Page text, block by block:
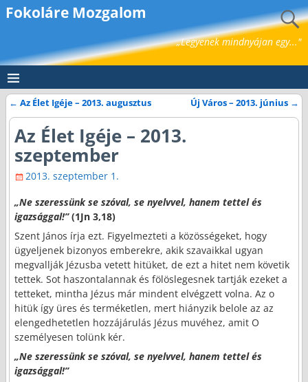
Fokoláre Mozgalom
„Legyenek mindnyájan egy..."
Bejegyzés navigáció
← Az Élet Igéje – 2013. augusztus Új Város – 2013. június →
Az Élet Igéje – 2013.
szeptember
2013. szeptember 1.
„Ne szeressünk se szóval, se nyelvvel, hanem tettel és
igazsággal!”(1Jn 3,18)
Szent János írja ezt. Figyelmezteti a közösségeket, hogy
ügyeljenek bizonyos emberekre, akik szavaikkal ugyan
megvallják Jézusba vetett hitüket, de ezt a hitet nem követik
tettek. Sot haszontalannak és fölöslegesnek tartják ezeket a
tetteket, mintha Jézus már mindent elvégzett volna. Az o
hitük így üres és terméketlen, mert hiányzik belole az az
elengedhetetlen hozzájárulás Jézus muvéhez, amit O
személyesen tolünk kér.
„Ne szeressünk se szóval, se nyelvvel, hanem tettel és
igazsággal!”